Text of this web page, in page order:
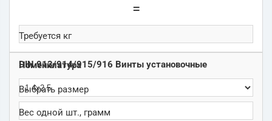
=
DIN 913/914/915/916 Винты установочные